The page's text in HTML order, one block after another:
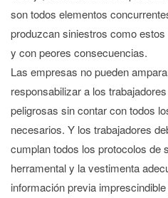
son todos elementos
produzcan siniestros como
y con peores consecuencias.
Las empresas no pueden
responsabilizar a los
peligrosas sin contar con todos
necesarios. Y los trabajadores
cumplan todos los protocolos de
herramental y la vestimenta
información previa